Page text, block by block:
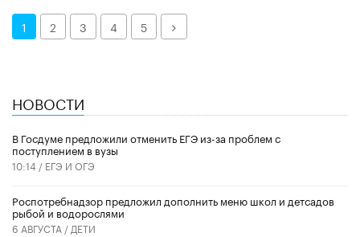
1 2 3 4 5 Далее
НОВОСТИ
В Госдуме предложили отменить ЕГЭ из-за проблем с
поступлением в вузы
10:14 / ЕГЭ И ОГЭ
Роспотребнадзор предложил дополнить меню школ и детсадов
рыбой и водорослями
6 АВГУСТА / ДЕТИ